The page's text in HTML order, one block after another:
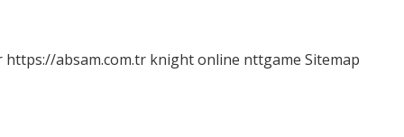
https://absam.com.tr knight online nttgame Sitemap